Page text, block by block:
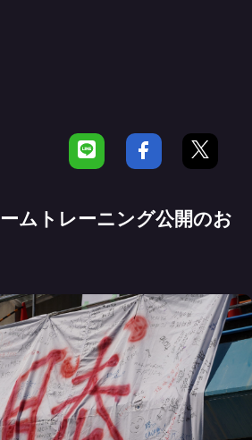
ムトレーニング公開のお